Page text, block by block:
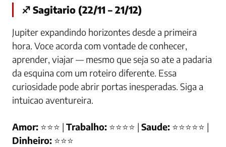
♐ Sagitario (22/11 – 21/12)
Jupiter expandindo horizontes desde a primeira
hora. Voce acorda com vontade de conhecer,
aprender, viajar — mesmo que seja so ate a padaria
da esquina com um roteiro diferente. Essa
curiosidade pode abrir portas inesperadas. Siga a
intuicao aventureira.
Amor: ⭐⭐⭐ | Trabalho: ⭐⭐⭐⭐ | Saude: ⭐⭐⭐⭐⭐ |
Dinheiro: ⭐⭐⭐